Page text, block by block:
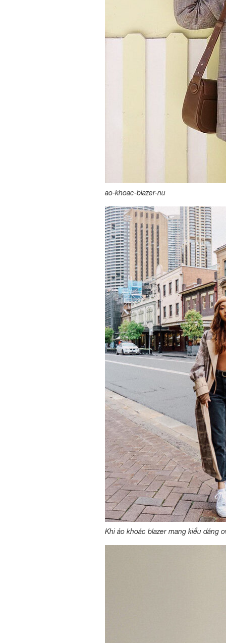
ao-khoac-blazer-nu
Khi áo khoác blazer mang kiểu dáng